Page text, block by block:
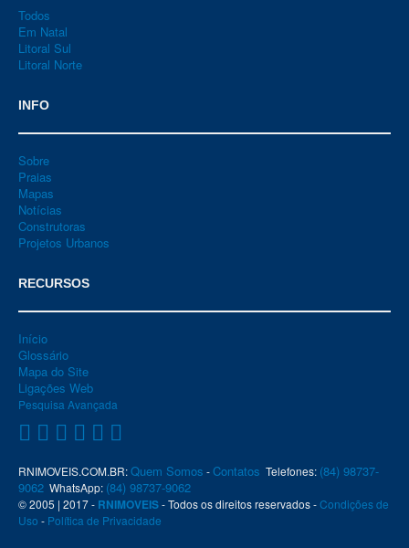
Todos
Em Natal
Litoral Sul
Litoral Norte
INFO
Sobre
Praias
Mapas
Notícias
Construtoras
Projetos Urbanos
RECURSOS
Início
Glossário
Mapa do Site
Ligações Web
Pesquisa Avançada
RNIMOVEIS.COM.BR:Quem Somos -Contatos Telefones: (84) 98737-
9062 WhatsApp: (84) 98737-9062
© 2005 | 2017 - RNIMOVEIS- Todos os direitos reservados -Condições de
Uso - Política de Privacidade